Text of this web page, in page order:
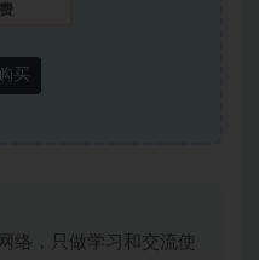
买
络，只做学习和交流使